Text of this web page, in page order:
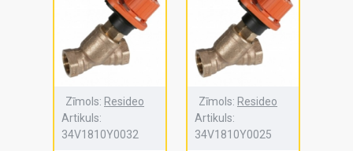
Zīmols: Resideo
Artikuls:
34V1810Y0032
Zīmols: Resideo
Artikuls:
34V1810Y0025